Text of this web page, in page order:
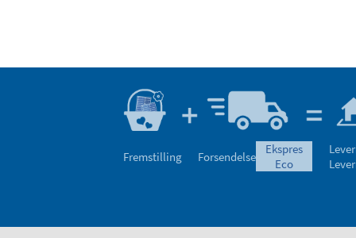
Fremstilling Forsendelse
ekspres
eco